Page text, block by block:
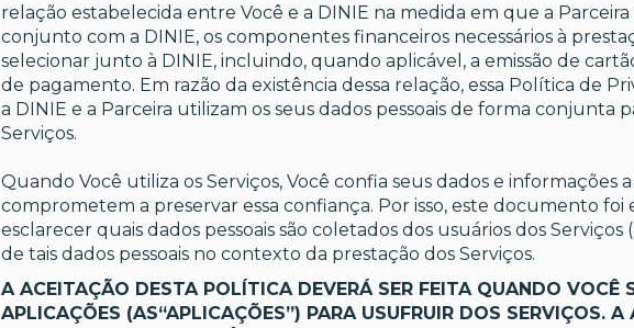
relação estabelecida entre Você e a DINIE na medida em que a Parceira
conjunto com a DINIE, os componentes financeiros necessários à
selecionar junto à DINIE, incluindo, quando aplicável, a emissão de
de pagamento. Em razão da existência dessa relação, essa Política de
a DINIE e a Parceira utilizam os seus dados pessoais de forma conjunta
Serviços.
Quando Você utiliza os Serviços, Você confia seus dados e informações a
comprometem a preservar essa confiança. Por isso, este documento
esclarecer quais dados pessoais são coletados dos usuários dos
de tais dados pessoais no contexto da prestação dos Serviços.
A ACEITAÇÃO DESTA POLÍTICA DEVERÁ SER FEITA QUANDO VOCÊ
APLICAÇÕES (AS“APLICAÇÕES”) PARA USUFRUIR DOS SERVIÇOS.